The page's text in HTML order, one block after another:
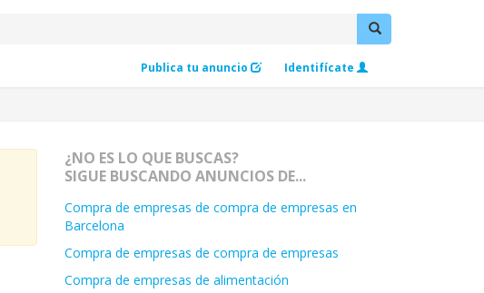
Publica tu anuncio Identifícate
¿NO ES LO QUE BUSCAS?
SIGUE BUSCANDO ANUNCIOS DE...
Compra de empresas de compra de empresas en
Barcelona
Compra de empresas de compra de empresas
Compra de empresas de alimentación